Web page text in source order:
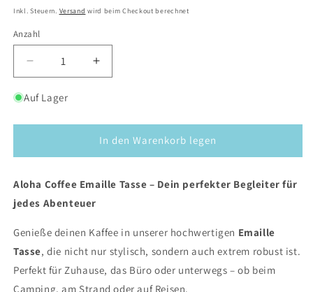
Preis
Inkl. Steuern. Versand wird beim Checkout berechnet
Anzahl
Verringere
die
Menge
Emaille
Erhöhe
die
Emaille
Tasse
Auf Lager
In den Warenkorb legen
Aloha Coffee Emaille Tasse – Dein perfekter Begleiter für
jedes Abenteuer
Genieße deinen Kaffee in unserer hochwertigen Emaille
Tasse, die nicht nur stylisch, sondern auch extrem robust ist.
Perfekt für Zuhause, das Büro oder unterwegs – ob beim
Camping, am Strand oder auf Reisen.